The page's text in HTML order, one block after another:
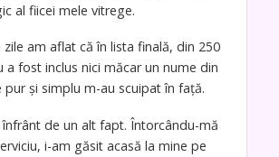
al fiicei mele vitrege.
zile am aflat că în lista finală, din 250
a fost inclus nici măcar un nume din
pur și simplu m-au scuipat în față.
de un alt fapt. Întorcându-mă
i-am găsit acasă la mine pe